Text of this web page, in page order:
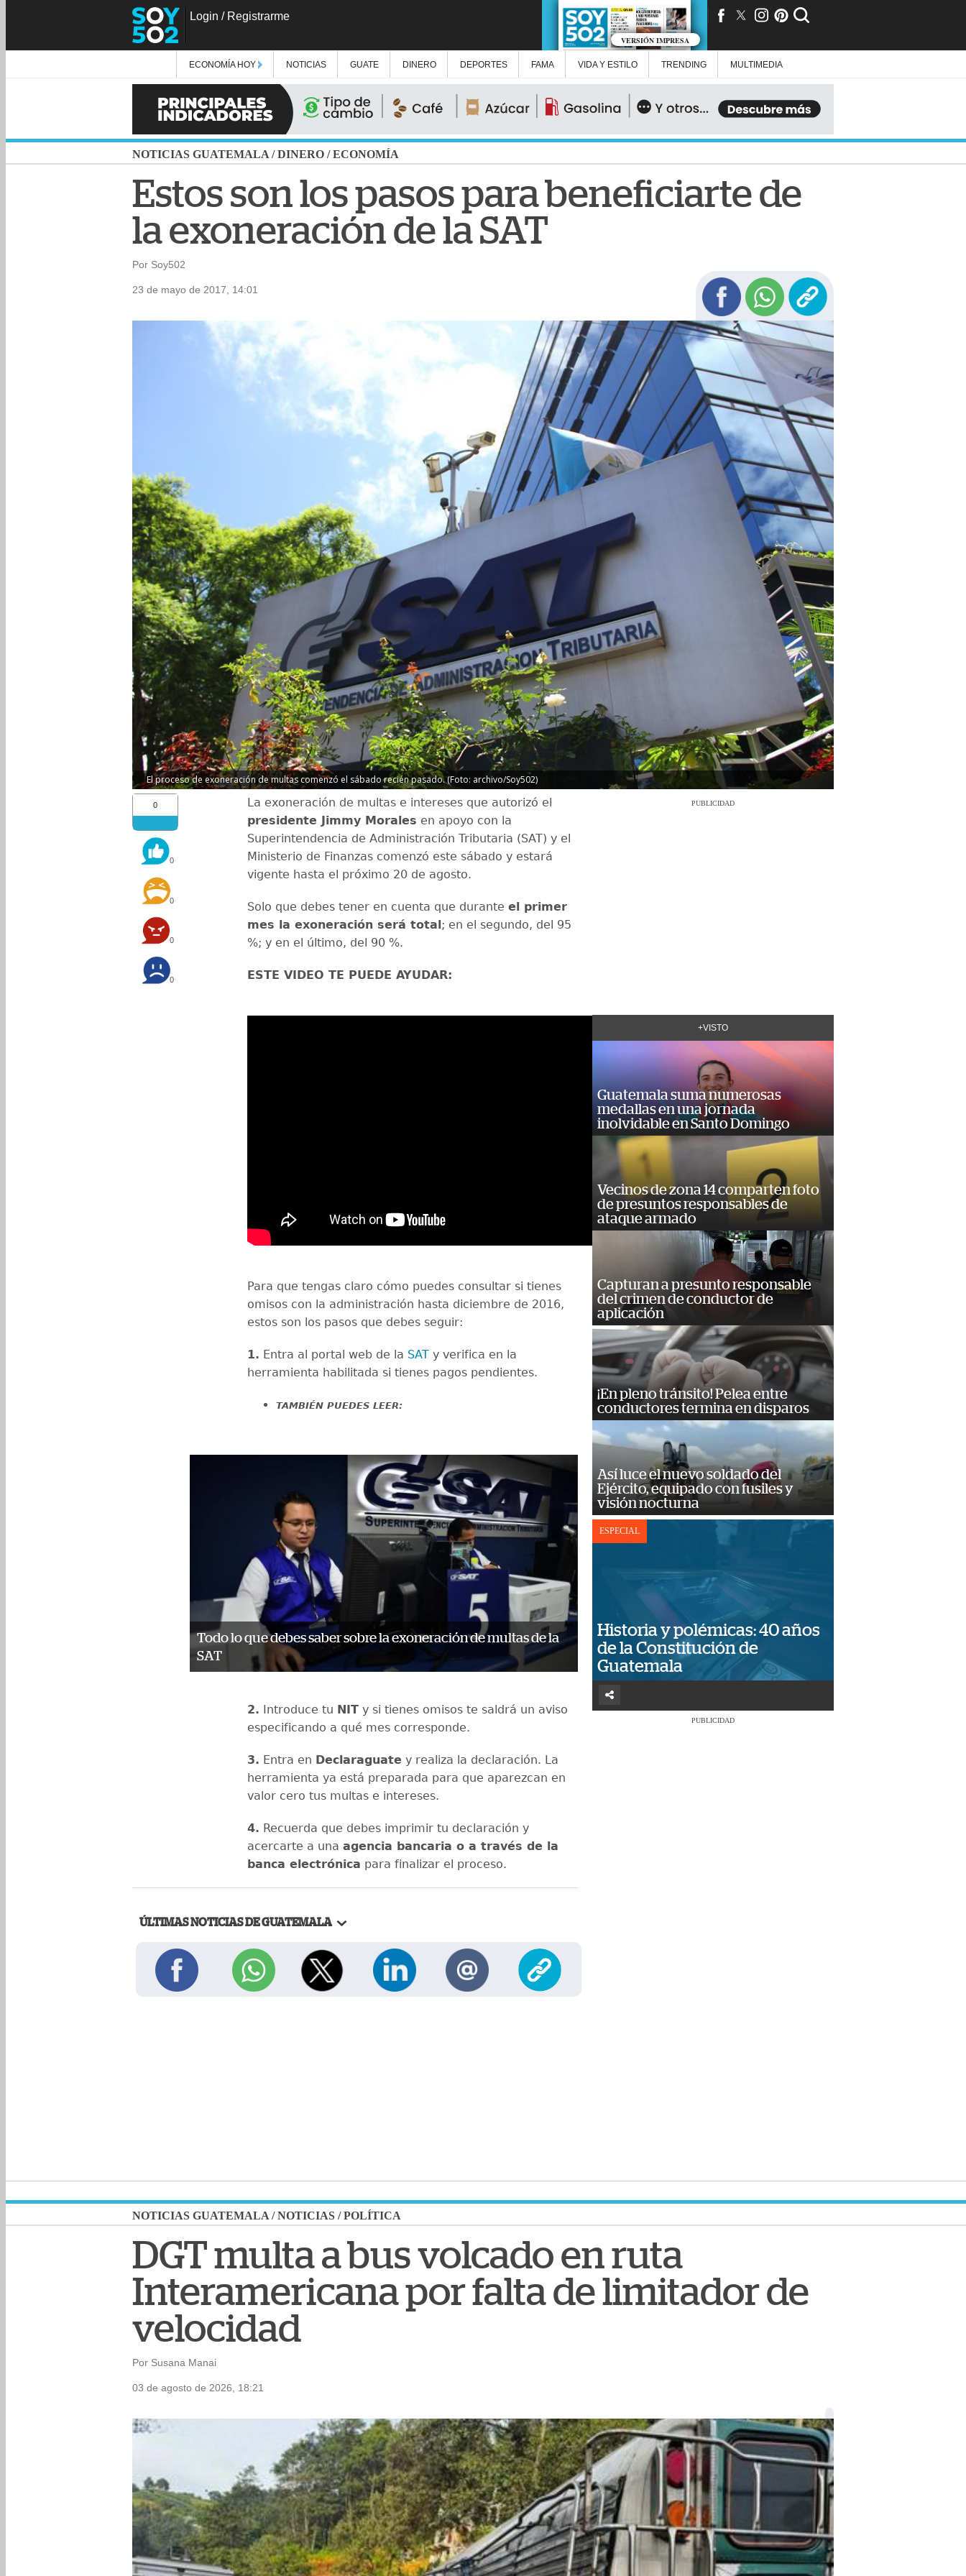
Login / Registrarme
VERSIÓN IMPRESA
ECONOMÍA HOY NOTICIAS GUATE DINERO DEPORTES FAMA VIDA Y ESTILO TRENDING MULTIMEDIA
NOTICIAS GUATEMALA /DINERO /ECONOMÍA
Estos son los pasos para beneficiarte de
la exoneración de la SAT
Por Soy502
23 de mayo de 2017, 14:01
El proceso de exoneración de multas comenzó el sábado recién pasado. (Foto: archivo/Soy502)
0
0
0
0
0
La exoneración de multas e intereses que autorizó el
presidente Jimmy Morales en apoyo con la
Superintendencia de Administración Tributaria (SAT) y el
Ministerio de Finanzas comenzó este sábado y estará
vigente hasta el próximo 20 de agosto.
Solo que debes tener en cuenta que durante el primer
mes la exoneración será total; en el segundo, del 95
%; y en el último, del 90 %.
ESTE VIDEO TE PUEDE AYUDAR:
Para que tengas claro cómo puedes consultar si tienes
omisos con la administración hasta diciembre de 2016,
estos son los pasos que debes seguir:
1. Entra al portal web de la SAT y verifica en la
herramienta habilitada si tienes pagos pendientes.
TAMBIÉN PUEDES LEER:
Todo lo que debes saber sobre la exoneración de multas de la
SAT
2. Introduce tu NIT y si tienes omisos te saldrá un aviso
especificando a qué mes corresponde.
3. Entra en Declaraguate y realiza la declaración. La
herramienta ya está preparada para que aparezcan en
valor cero tus multas e intereses.
4. Recuerda que debes imprimir tu declaración y
acercarte a una agencia bancaria o a través de la
banca electrónica para finalizar el proceso.
ÚLTIMAS NOTICIAS DE GUATEMALA
PUBLICIDAD
+VISTO
Guatemala suma numerosas
medallas en una jornada
inolvidable en Santo Domingo
Vecinos de zona 14 comparten foto
de presuntos responsables de
ataque armado
Capturan a presunto responsable
del crimen de conductor de
aplicación
¡En pleno tránsito! Pelea entre
conductores termina en disparos
Así luce el nuevo soldado del
Ejército, equipado con fusiles y
visión nocturna
ESPECIAL
Historia y polémicas: 40 años
de la Constitución de
Guatemala
PUBLICIDAD
NOTICIAS GUATEMALA /NOTICIAS /POLÍTICA
DGT multa a bus volcado en ruta
Interamericana por falta de limitador de
velocidad
Por Susana Manai
03 de agosto de 2026, 18:21